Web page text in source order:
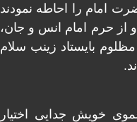
امام را احاطه نمودند
و از حرم امام انس و جان،
بايستاد زينب سلام
خويش جدايی اختيار